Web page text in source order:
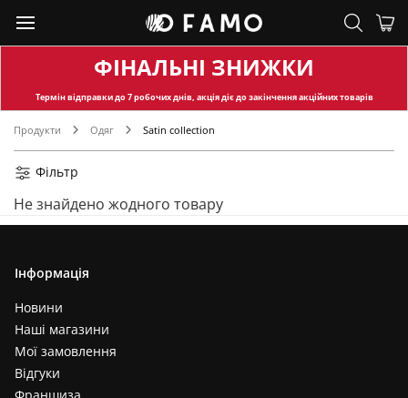
ФІНАЛЬНІ ЗНИЖКИ
Термін відправкидо 7 робочих днів, акція діє до закінчення акційних товарів
Продукти Одяг Satin collection
Фільтр
Не знайдено жодного товару
Інформація
Новини
Наші магазини
Мої замовлення
Відгуки